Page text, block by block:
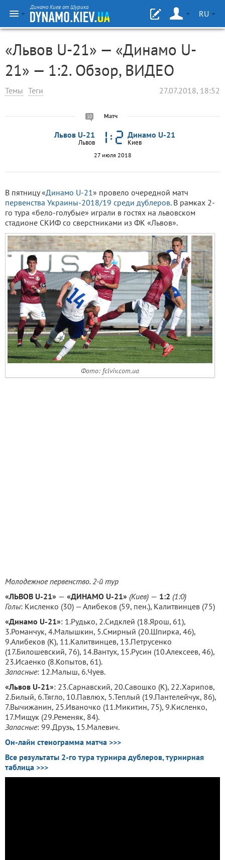
Динамо Киев от Шурика
RU
«Львов U-21» — «Динамо U-
21» — 1:2. Обзор, ВИДЕО
Темы Теги 27.07.2018, 18:52
10 Матч
Львов U-21
Львов
Динамо U-21
Киев
27 июля 2018
В пятницу «Динамо U-21» провело очередной матч
первенства Украины-2018/19 среди дублеров. В рамках 2-
го тура «бело-голубые» играли в гостях на львовском
стадионе СКИФ со сверстниками из ФК «Львов».
Фото: fclviv.com.ua
Молодежное первенство. 2-й тур
«ЛЬВОВ U-21» — «ДИНАМО U-21» (Киев) — 1:2 (1:0)
Голы: Кисленко (30) — Алибеков (59, пен.), Калитвинцев (75)
«Динамо U-21»: 1.Рудько, 2.Сидклей (18.Ярош, 61),
3.Романчук, 4.Малышкин, 5.Смирный (20.Шпирка, 46),
9.Алибеков (К), 11.Калитвинцев, 13.Петрусенко
(17.Билошевский, 76), 14.Вантух, 15.Русин (10.Алексеев, 46),
23.Исаенко (8.Копытов, 61).
Запасные: 12.Малыш, 6.Чуев.
«Львов U-21»: 23.Сарнавский, 20.Савошко (К), 22.Харипов,
2.Билый, 6.Тягло, 10.Павлюх, 5.Теплый (19.Пантелейчук, 86),
7.Вычижанин, 25.Иваночко (11.Микитин, 75), 9.Кисленко,
17.Мищук (29.Ременяк, 84).
Запасные: 99.Друзь, 15.Малевич.
Он-лайн стенограмма матча >>>
Все результаты 2-го тура турнира дублеров, турнирная
таблица >>>